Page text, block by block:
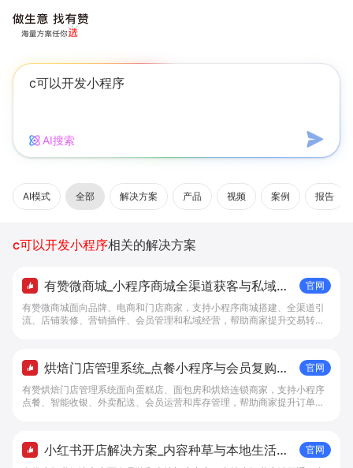
AI搜索
AI模式 全部 解决方案 产品 视频 案例 报告
c可以开发小程序相关的解决方案
有赞微商城_小程序商城全渠道获客与私域复
购工具 - 做生意, 找有赞
官网
有赞微商城面向品牌、电商和门店商家，支持小程序商城搭建、全渠道引
流、店铺装修、营销插件、会员管理和私域经营，帮助商家提升交易转化
烘焙门店管理系统_点餐小程序与会员复购工
具 - 做生意, 找有赞
官网
有赞烘焙门店管理系统面向蛋糕店、面包房和烘焙连锁商家，支持小程序
点餐、智能收银、外卖配送、会员运营和库存管理，帮助商家提升订单转
小红书开店解决方案_内容种草与本地生活转
官网